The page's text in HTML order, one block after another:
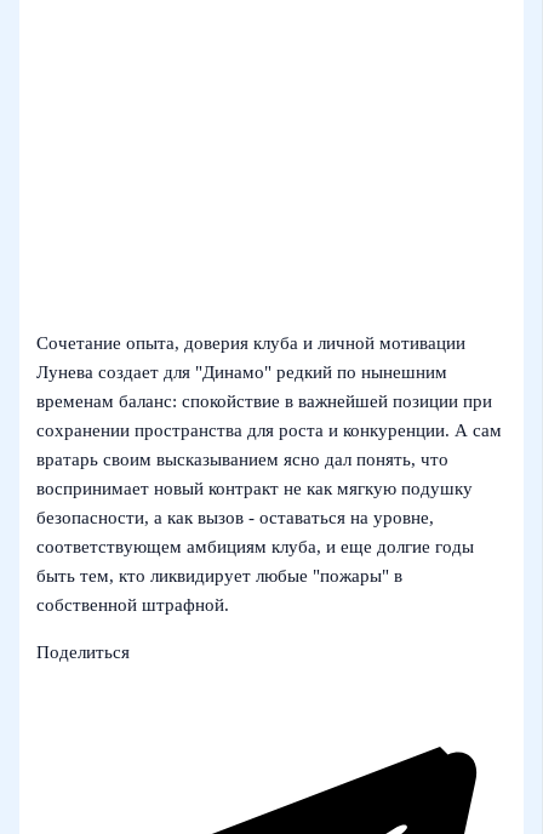
Сочетание опыта, доверия клуба и личной мотивации
Лунева создает для "Динамо" редкий по нынешним
временам баланс: спокойствие в важнейшей позиции при
сохранении пространства для роста и конкуренции. А сам
вратарь своим высказыванием ясно дал понять, что
воспринимает новый контракт не как мягкую подушку
безопасности, а как вызов - оставаться на уровне,
соответствующем амбициям клуба, и еще долгие годы
быть тем, кто ликвидирует любые "пожары" в
собственной штрафной.
Поделиться